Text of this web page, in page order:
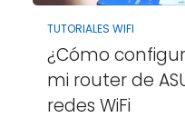
TUTORIALES WIFI
¿Cómo
mi router de
redes WiFi